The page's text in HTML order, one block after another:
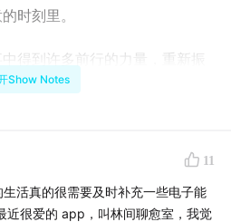
时刻里。
得到许多前行的力量，重新振
这个快速的互联网时代里能够
给你们，也希望大家都能善于
量的感知力，希望大家都快
Show Notes
11
活真的很需要及时补充一些电子能
近很爱的 app，叫林间聊愈室，我觉